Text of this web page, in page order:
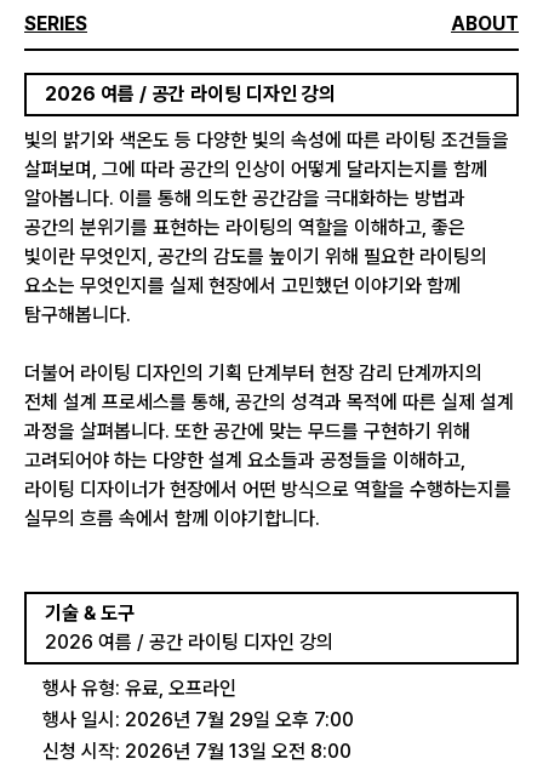
SERIES ABOUT
2026 여름 / 공간 라이팅 디자인 강의
빛의 밝기와 색온도 등 다양한 빛의 속성에 따른 라이팅 조건들을
살펴보며, 그에 따라 공간의 인상이 어떻게 달라지는지를 함께
알아봅니다. 이를 통해 의도한 공간감을 극대화하는 방법과
공간의 분위기를 표현하는 라이팅의 역할을 이해하고, 좋은
빛이란 무엇인지, 공간의 감도를 높이기 위해 필요한 라이팅의
요소는 무엇인지를 실제 현장에서 고민했던 이야기와 함께
탐구해봅니다.
더불어 라이팅 디자인의 기획 단계부터 현장 감리 단계까지의
전체 설계 프로세스를 통해, 공간의 성격과 목적에 따른 실제 설계
과정을 살펴봅니다. 또한 공간에 맞는 무드를 구현하기 위해
고려되어야 하는 다양한 설계 요소들과 공정들을 이해하고,
라이팅 디자이너가 현장에서 어떤 방식으로 역할을 수행하는지를
실무의 흐름 속에서 함께 이야기합니다.
기술 & 도구
2026 여름 / 공간 라이팅 디자인 강의
행사 유형: 유료, 오프라인
행사 일시: 2026년 7월 29일 오후 7:00
신청 시작: 2026년 7월 13일 오전 8:00